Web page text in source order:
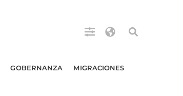
GOBERNANZA MIGRACIONES